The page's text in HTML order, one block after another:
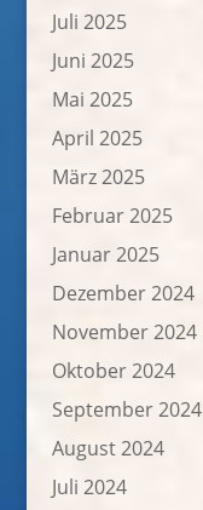
Juli 2025
Juni 2025
Mai 2025
April 2025
März 2025
Februar 2025
Januar 2025
Dezember 2024
November 2024
Oktober 2024
September 2024
August 2024
Juli 2024